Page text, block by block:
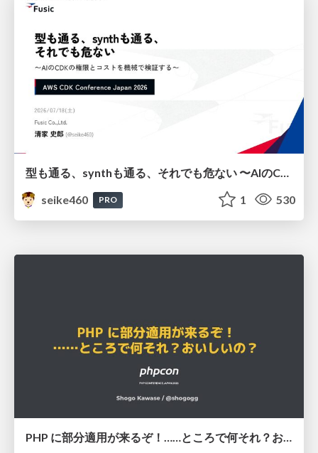
seike460
PRO 1 530
PHP に部分適用が来るぞ！……ところで何それ？おいしいの？ #phpcon / phpcon-2026